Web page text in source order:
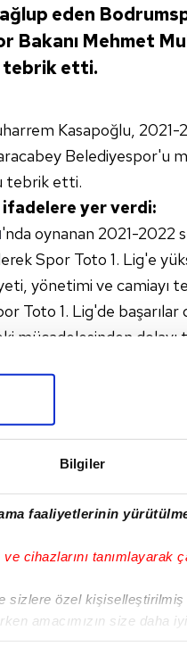
Bilgiler
faaliyetlerinin
cihazlarını tanımlayarak
sizlere özel
amacımızın size
eden
Bakanı Mehmet
tebrik etti.
Kasapoğlu, 2021-
Belediyespor'u
tebrik etti.
ifadelere yer verdi:
'nda oynanan 2021-2022
Spor Toto 1. Lig'e
yönetimi ve camiayı
Toto 1. Lig'de başarılar
mücadelesinden
FK